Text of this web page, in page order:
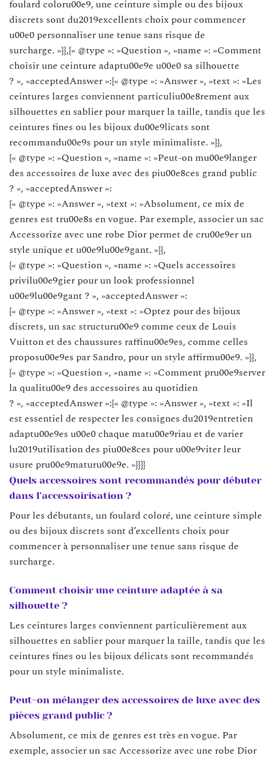
foulard coloru00e9, une ceinture simple ou des bijoux
discrets sont du2019excellents choix pour commencer
u00e0 personnaliser une tenue sans risque de
surcharge. »}},{« @type »: »Question », »name »: »Comment
choisir une ceinture adaptu00e9e u00e0 sa silhouette
? », »acceptedAnswer »:{« @type »: »Answer », »text »: »Les
ceintures larges conviennent particuliu00e8rement aux
silhouettes en sablier pour marquer la taille, tandis que les
ceintures fines ou les bijoux du00e9licats sont
recommandu00e9s pour un style minimaliste. »}},
{« @type »: »Question », »name »: »Peut-on mu00e9langer
des accessoires de luxe avec des piu00e8ces grand public
? », »acceptedAnswer »:
{« @type »: »Answer », »text »: »Absolument, ce mix de
genres est tru00e8s en vogue. Par exemple, associer un sac
Accessorize avec une robe Dior permet de cru00e9er un
style unique et u00e9lu00e9gant. »}},
{« @type »: »Question », »name »: »Quels accessoires
privilu00e9gier pour un look professionnel
u00e9lu00e9gant ? », »acceptedAnswer »:
{« @type »: »Answer », »text »: »Optez pour des bijoux
discrets, un sac structuru00e9 comme ceux de Louis
Vuitton et des chaussures raffinu00e9es, comme celles
proposu00e9es par Sandro, pour un style affirmu00e9. »}},
{« @type »: »Question », »name »: »Comment pru00e9server
la qualitu00e9 des accessoires au quotidien
? », »acceptedAnswer »:{« @type »: »Answer », »text »: »Il
est essentiel de respecter les consignes du2019entretien
adaptu00e9es u00e0 chaque matu00e9riau et de varier
lu2019utilisation des piu00e8ces pour u00e9viter leur
usure pru00e9maturu00e9e. »}}]}
Quels accessoires sont recommandés pour débuter
dans l’accessoirisation ?
Pour les débutants, un foulard coloré, une ceinture simple
ou des bijoux discrets sont d’excellents choix pour
commencer à personnaliser une tenue sans risque de
surcharge.
Comment choisir une ceinture adaptée à sa
silhouette ?
Les ceintures larges conviennent particulièrement aux
silhouettes en sablier pour marquer la taille, tandis que les
ceintures fines ou les bijoux délicats sont recommandés
pour un style minimaliste.
Peut-on mélanger des accessoires de luxe avec des
pièces grand public ?
Absolument, ce mix de genres est très en vogue. Par
exemple, associer un sac Accessorize avec une robe Dior